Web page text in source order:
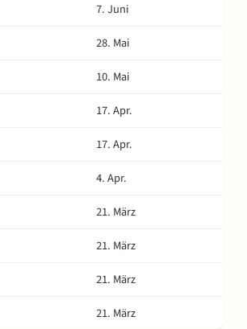
7. Juni
28. Mai
10. Mai
17. Apr.
17. Apr.
4. Apr.
21. März
21. März
21. März
21. März